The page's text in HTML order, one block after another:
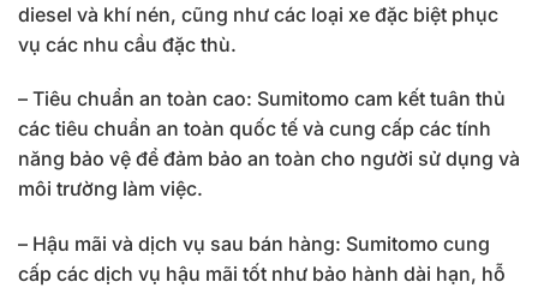
diesel và khí nén, cũng như các loại xe đặc biệt phục
vụ các nhu cầu đặc thù.
– Tiêu chuẩn an toàn cao: Sumitomo cam kết tuân thủ
các tiêu chuẩn an toàn quốc tế và cung cấp các tính
năng bảo vệ để đảm bảo an toàn cho người sử dụng và
môi trường làm việc.
– Hậu mãi và dịch vụ sau bán hàng: Sumitomo cung
cấp các dịch vụ hậu mãi tốt như bảo hành dài hạn, hỗ